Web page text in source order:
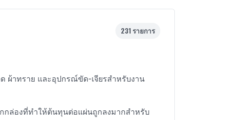
231 รายการ
ผ้าทราย และอุปกรณ์ขัด-เจียรสำหรับงาน
กล่องที่ทำให้ต้นทุนต่อแผ่นถูกลงมากสำหรับ